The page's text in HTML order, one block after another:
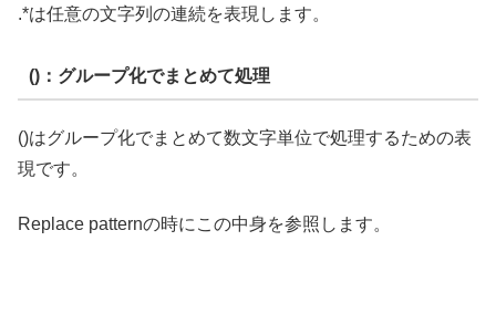
.*は任意の文字列の連続を表現します。
()：グループ化でまとめて処理
()はグループ化でまとめて数文字単位で処理するための表
現です。
Replace patternの時にこの中身を参照します。